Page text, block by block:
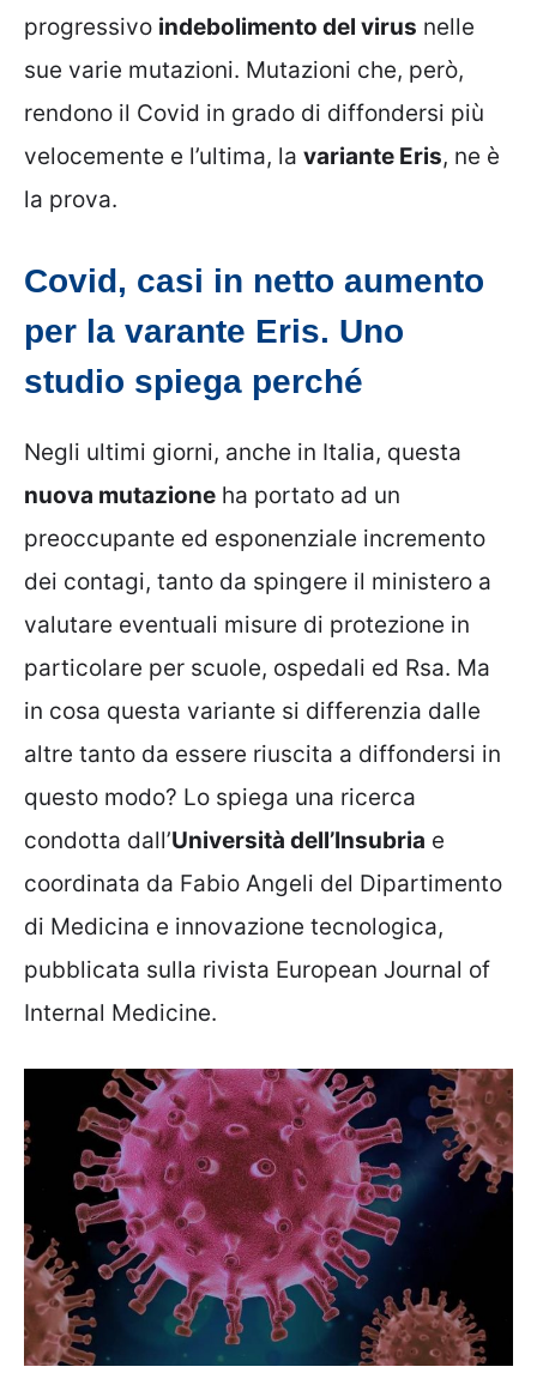
progressivo indebolimento del virus nelle
sue varie mutazioni. Mutazioni che, però,
rendono il Covid in grado di diffondersi più
velocemente e l’ultima, la variante Eris, ne è
la prova.
Covid, casi in netto aumento
per la varante Eris. Uno
studio spiega perché
Negli ultimi giorni, anche in Italia, questa
nuova mutazione ha portato ad un
preoccupante ed esponenziale incremento
dei contagi, tanto da spingere il ministero a
valutare eventuali misure di protezione in
particolare per scuole, ospedali ed Rsa. Ma
in cosa questa variante si differenzia dalle
altre tanto da essere riuscita a diffondersi in
questo modo? Lo spiega una ricerca
condotta dall’Università dell’Insubria e
coordinata da Fabio Angeli del Dipartimento
di Medicina e innovazione tecnologica,
pubblicata sulla rivista European Journal of
Internal Medicine.